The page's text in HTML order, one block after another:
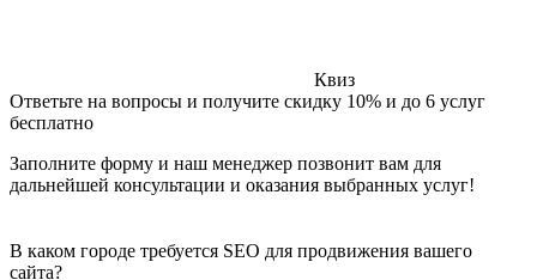
Квиз
Ответьте на вопросы и получите скидку 10% и до 6 услуг
бесплатно
Заполните форму и наш менеджер позвонит вам для
дальнейшей консультации и оказания выбранных услуг!
В каком городе требуется SEO для продвижения вашего
сайта?